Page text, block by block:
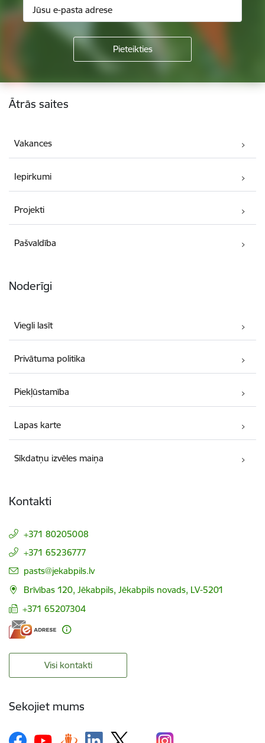
Kājene
Ātrās saites
Vakances
Iepirkumi
Projekti
Pašvaldība
Noderīgi
Viegli lasīt
Privātuma politika
Piekļūstamība
Lapas karte
Sīkdatņu izvēles maiņa
Kontakti
+371 80205008
+371 65236777
E-pasts:
pasts@jekabpils.lv
Brīvības 120, Jēkabpils, Jēkabpils novads, LV-5201
+371 65207304
Visi kontakti
Sekojiet mums